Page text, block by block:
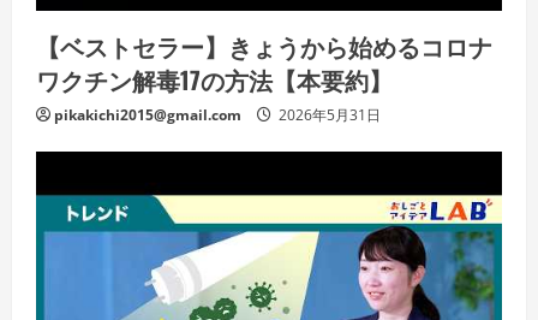
【ベストセラー】きょうから始めるコロナ
ワクチン解毒17の方法【本要約】
pikakichi2015@gmail.com 2026年5月31日